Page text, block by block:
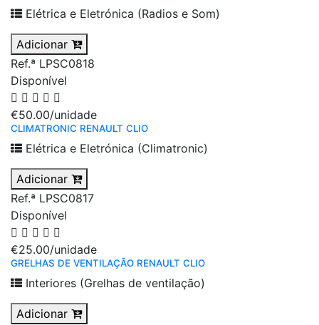
Elétrica e Eletrónica (Radios e Som)
Adicionar
Ref.ª LPSC0818
Disponível
€50.00/unidade
CLIMATRONIC RENAULT CLIO
Elétrica e Eletrónica (Climatronic)
Adicionar
Ref.ª LPSC0817
Disponível
€25.00/unidade
GRELHAS DE VENTILAÇÃO RENAULT CLIO
Interiores (Grelhas de ventilação)
Adicionar